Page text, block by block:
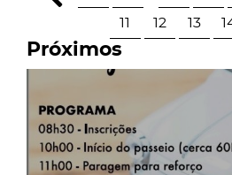
11 12 13
Próximos